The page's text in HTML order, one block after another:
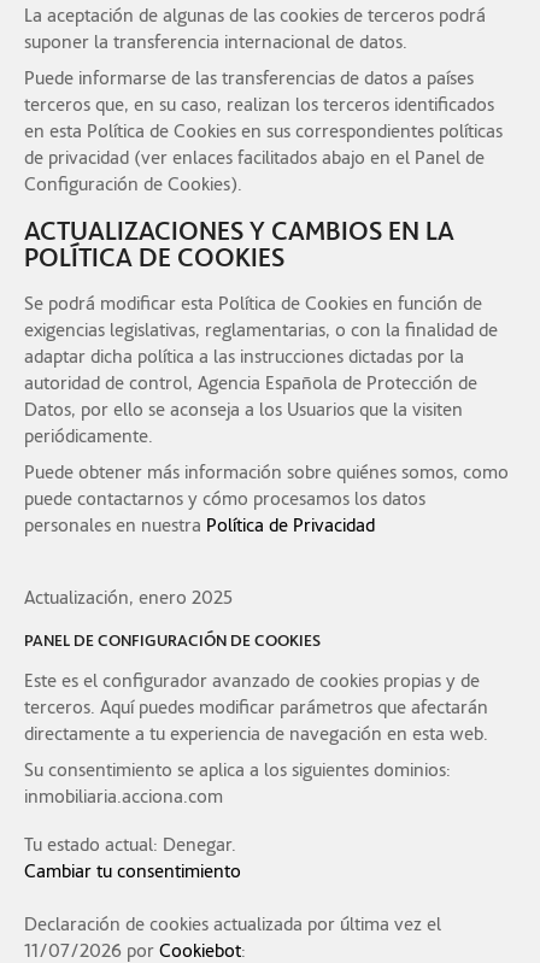
La aceptación de algunas de las cookies de terceros podrá
suponer la transferencia internacional de datos.
Puede informarse de las transferencias de datos a países
terceros que, en su caso, realizan los terceros identificados
en esta Política de Cookies en sus correspondientes políticas
de privacidad (ver enlaces facilitados abajo en el Panel de
Configuración de Cookies).
ACTUALIZACIONES Y CAMBIOS EN LA
POLÍTICA DE COOKIES
Se podrá modificar esta Política de Cookies en función de
exigencias legislativas, reglamentarias, o con la finalidad de
adaptar dicha política a las instrucciones dictadas por la
autoridad de control, Agencia Española de Protección de
Datos, por ello se aconseja a los Usuarios que la visiten
periódicamente.
Puede obtener más información sobre quiénes somos, como
puede contactarnos y cómo procesamos los datos
personales en nuestra Política de Privacidad
Actualización, enero 2025
PANEL DE CONFIGURACIÓN DE COOKIES
Este es el configurador avanzado de cookies propias y de
terceros. Aquí puedes modificar parámetros que afectarán
directamente a tu experiencia de navegación en esta web.
Su consentimiento se aplica a los siguientes dominios:
inmobiliaria.acciona.com
Tu estado actual: Denegar.
Cambiar tu consentimiento
Declaración de cookies actualizada por última vez el
11/07/2026 por Cookiebot: